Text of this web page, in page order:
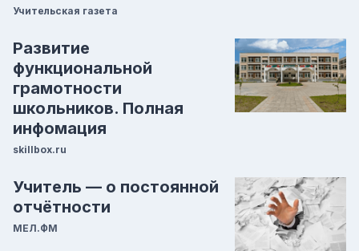
Учительская газета
Развитие
функциональной
грамотности
школьников. Полная
инфомация
skillbox.ru
Учитель — о постоянной
отчётности
МЕЛ.ФМ